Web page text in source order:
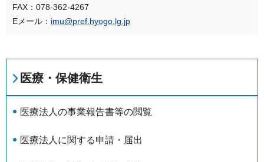
FAX：078-362-4267
Eメール： imu@pref.hyogo.lg.jp
医療・保健衛生
医療法人の事業報告書等の閲覧
医療法人に関する申請・届出